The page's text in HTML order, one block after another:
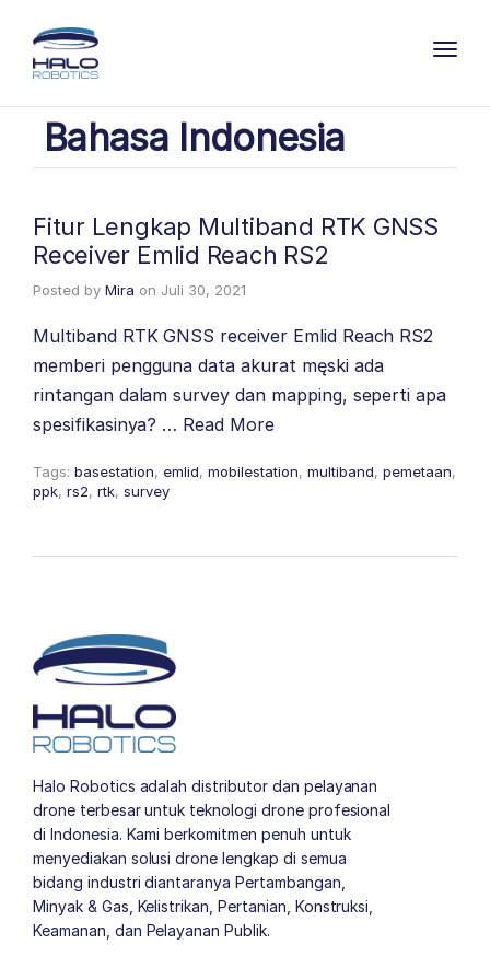
Bahasa Indonesia
Fitur Lengkap Multiband RTK GNSS
Receiver Emlid Reach RS2
Posted by Mira on Juli 30, 2021
Multiband RTK GNSS receiver Emlid Reach RS2
memberi pengguna data akurat męski ada
rintangan dalam survey dan mapping, seperti apa
spesifikasinya? … Read More
Tags: basestation, emlid, mobilestation, multiband, pemetaan,
ppk, rs2, rtk, survey
Halo Robotics adalah distributor dan pelayanan
drone terbesar untuk teknologi drone profesional
di Indonesia. Kami berkomitmen penuh untuk
menyediakan solusi drone lengkap di semua
bidang industri diantaranya Pertambangan,
Minyak & Gas, Kelistrikan, Pertanian, Konstruksi,
Keamanan, dan Pelayanan Publik.